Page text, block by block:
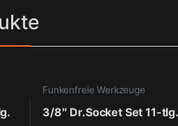
Funkenfreie Werkzeuge
3/8″ Dr.Socket Set 11-tlg.